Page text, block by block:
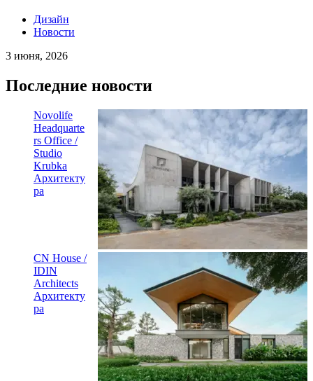
Дизайн
Новости
3 июня, 2026
Последние новости
Novolife
Headquarte
rs Office /
Studio
Krubka
Архитекту
ра
CN House /
IDIN
Architects
Архитекту
ра